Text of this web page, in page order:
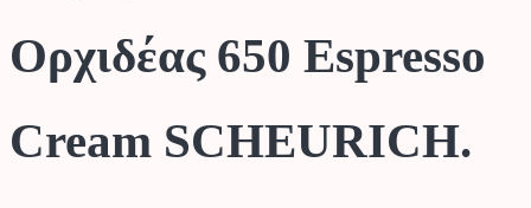
Ορχιδέας 650 Espresso
Cream SCHEURICH.